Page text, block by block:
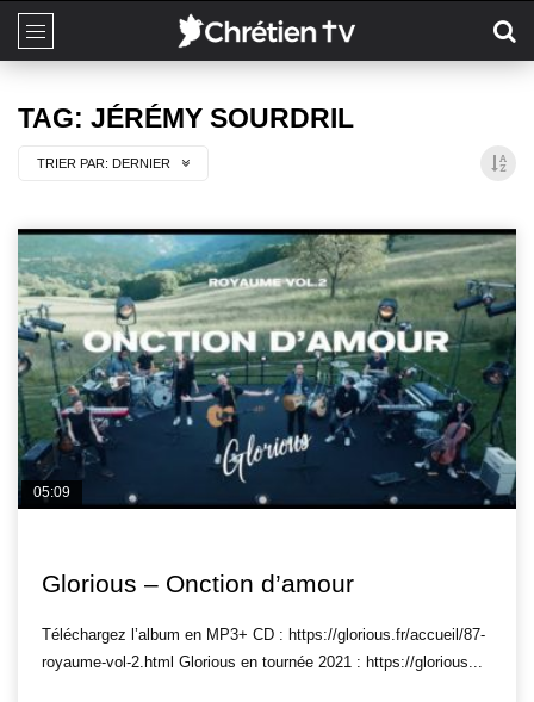
TAG: JÉRÉMY SOURDRIL
TRIER PAR: DERNIER
05:09
Glorious – Onction d’amour
Téléchargez l’album en MP3+ CD : https://glorious.fr/accueil/87-
royaume-vol-2.html Glorious en tournée 2021 : https://glorious...